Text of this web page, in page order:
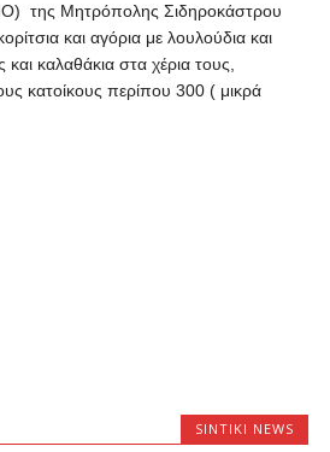
της Μητρόπολης Σιδηροκάστρου
και αγόρια με λουλούδια και
καλαθάκια στα χέρια τους,
κατοίκους περίπου 300 ( μικρά
SINTIKI NEWS